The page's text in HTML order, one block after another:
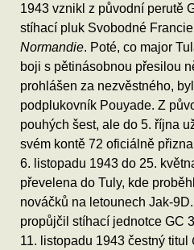
1943 vznikl z původní perutě
stíhací pluk Svobodné
Normandie. Poté, co major
boji s pětinásobnou přesilou
prohlášen za nezvěstného,
podplukovník Pouyade. Z
pouhých šest, ale do 5. října
svém kontě 72 oficiálně
6. listopadu 1943 do 25.
převelena do Tuly, kde
nováčků na letounech Jak-
propůjčil stíhací jednotce GC
11. listopadu 1943 čestný titul